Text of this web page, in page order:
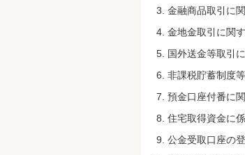
金融商品取引に
金地金取引に関
国外送金等取引
非課税貯蓄制度
預金口座付番に
住宅取得資金に
公金受取口座の